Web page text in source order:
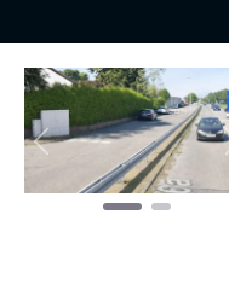
Vorheriges